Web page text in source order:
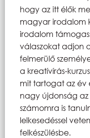
hogy az itt élők
magyar irodalom
irodalom
válaszokat adjon
felmerülő
a kreatívírás-
mit tartogat az év
nagy újdonság
számomra is
lelkesedéssel
felkészülésbe.